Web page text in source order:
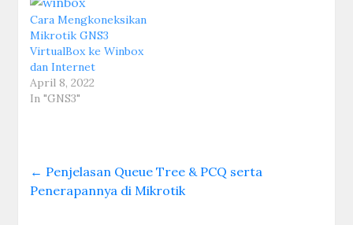
Cara Mengkoneksikan
Mikrotik GNS3
VirtualBox ke Winbox
dan Internet
April 8, 2022
In "GNS3"
← Penjelasan Queue Tree & PCQ serta
Penerapannya di Mikrotik